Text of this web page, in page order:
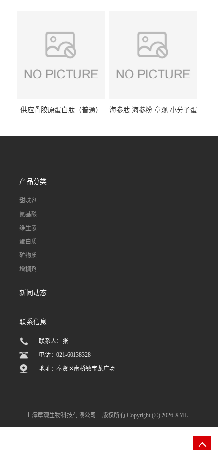
供应骨胶原蛋白肽（普通）
海参肽 海参粉 章观 小分子蛋
产品分类
甜味剂
氨基酸
维生素
蛋白质
矿物质
增稠剂
新闻动态
联系信息
联系人：张
电话：021-60138328
地址：奉贤区南桥镇宝龙广场
上海章观生物科技有限公司 版权所有 Copyright (©) 2026 XML